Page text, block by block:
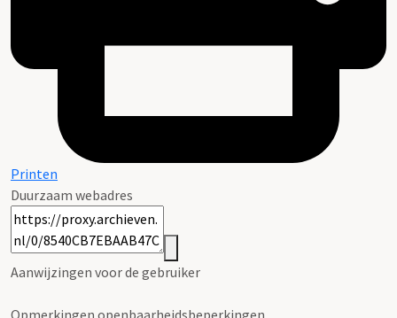
Printen
Duurzaam webadres
Aanwijzingen voor de gebruiker